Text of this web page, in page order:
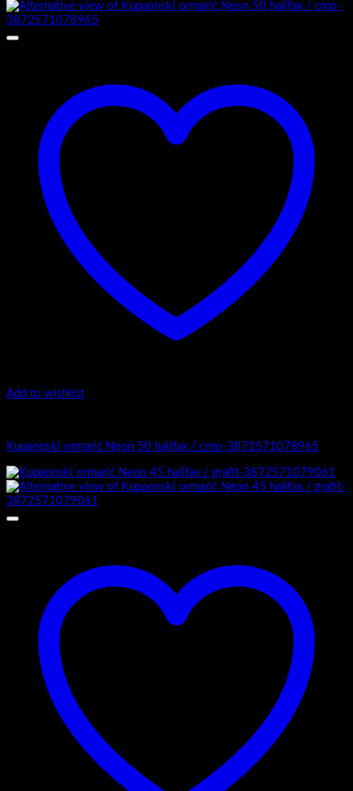
Add to wishlist
Kupaonski ormarić Neon 50 halifax / crno-3872571078965